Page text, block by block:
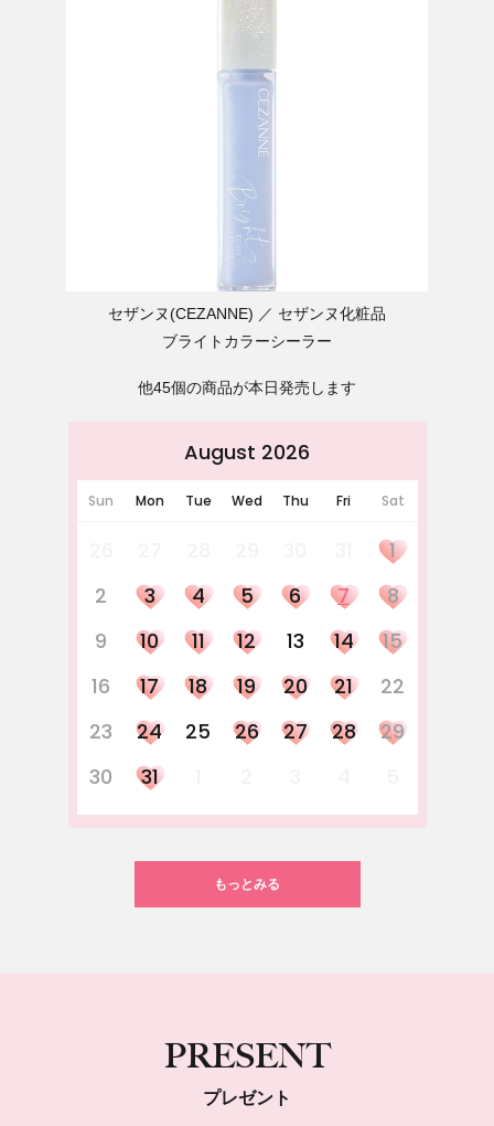
セザンヌ(CEZANNE)
セザンヌ化粧品
ブライトカラーシーラー
他45個の商品が本日発売します
August 2026
Sun Mon Tue Wed Thu Fri Sat
1
2
3 4 5 6 7
8
9
10 11 12 13 14
15
16
17 18 19 20 21
22
23
24 25 26 27 28
29
30
31
もっとみる
PRESENT
プレゼント